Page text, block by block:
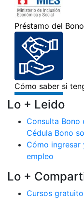
Lo + Leido
Consulta Bono
Cédula Bono
Cómo
empleo
Lo +
Cursos